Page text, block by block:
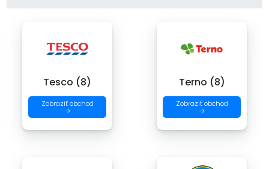
Tesco (8)
Zobraziť obchod
→
Terno (8)
Zobraziť obchod
→